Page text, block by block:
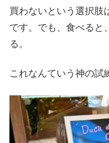
買わないという選択肢
です。でも、食べると
る。
これなんていう神の試